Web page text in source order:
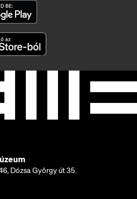
Dózsa György út 35.